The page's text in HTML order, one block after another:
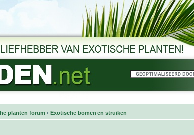
planten forum ‹ Exotische bomen en struiken